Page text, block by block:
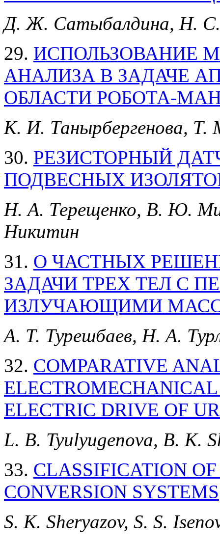
Д. Ж. Сатыбалдина, Н. С.
29. ИСПОЛЬЗОВАНИЕ
АНАЛИЗА В ЗАДАЧЕ
ОБЛАСТИ РОБОТА-
К. И. Танырбергенова, Т.
30. РЕЗИСТОРНЫЙ
ПОДВЕСНЫХ
Н. А. Терещенко, В. Ю.
Никитин
31. О ЧАСТНЫХ
ЗАДАЧИ ТРЕХ ТЕЛ С
ИЗЛУЧАЮЩИМИ
А. Т. Турешбаев, Н. А.
32. COMPARATIVE
ELECTRIC DRIVE OF
L. B. Tyulyugenova, B. K.
33. CLASSIFICATION
CONVERSION SYSTEMS
S. K. Sheryazov, S. S.